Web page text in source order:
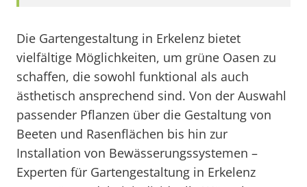
Die Gartengestaltung in Erkelenz bietet
vielfältige Möglichkeiten, um grüne Oasen zu
schaffen, die sowohl funktional als auch
ästhetisch ansprechend sind. Von der Auswahl
passender Pflanzen über die Gestaltung von
Beeten und Rasenflächen bis hin zur
Installation von Bewässerungssystemen –
Experten für Gartengestaltung in Erkelenz